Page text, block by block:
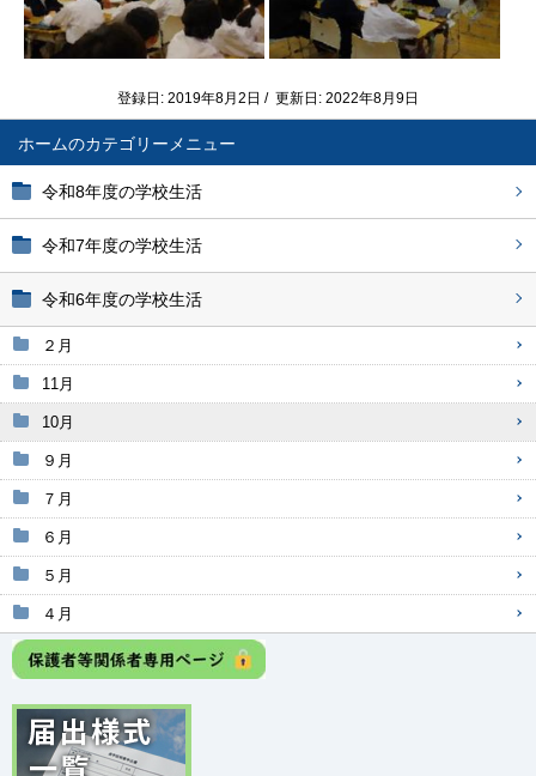
ホーム
令和8年度の学校生活
令和7年度の学校生活
令和6年度の学校生活
２月
11月
10月
９月
７月
６月
５月
４月
登録日: 2019年8月2日 / 更新日: 2022年8月9日